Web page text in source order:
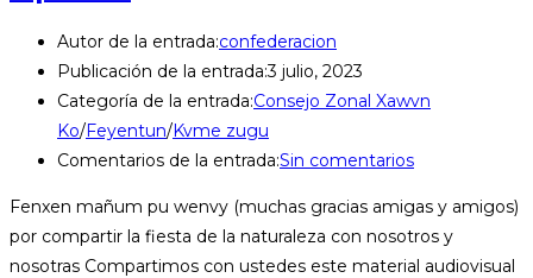
Autor de la entrada:confederacion
Publicación de la entrada:3 julio, 2023
Categoría de la entrada:Consejo Zonal Xawvn
Ko/Feyentun/Kvme zugu
Comentarios de la entrada:Sin comentarios
Fenxen mañum pu wenvy (muchas gracias amigas y amigos)
por compartir la fiesta de la naturaleza con nosotros y
nosotras Compartimos con ustedes este material audiovisual